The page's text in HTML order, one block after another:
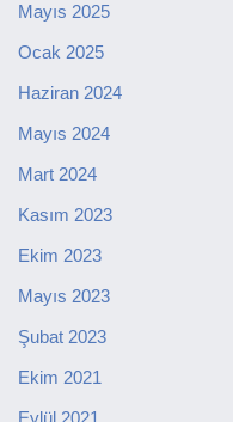
Mayıs 2025
Ocak 2025
Haziran 2024
Mayıs 2024
Mart 2024
Kasım 2023
Ekim 2023
Mayıs 2023
Şubat 2023
Ekim 2021
Eylül 2021